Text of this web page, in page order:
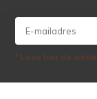
* Lees hier de